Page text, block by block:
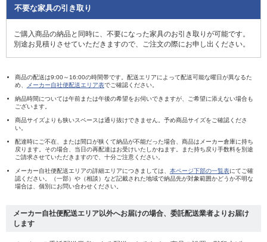
不要な家具の引き取り
ご購入商品の納品と同時に、不要になった家具のお引き取りが可能です。
別途お見積りさせていただきますので、ご注文の際にお申し出ください。
商品の配送は9:00～16:00の時間帯です。配送エリアによって配送可能な曜日が異なるた
め、
メーカー自社便配送エリア表でご確認ください。
納品時間については午前または午後の希望をお伺いできますが、ご希望に添えない場合も
ございます。
商品サイズよりも狭いスペースは通り抜けできません。予め商品サイズをご確認くださ
い。
配達時にご不在、または間口が狭くて納品が不能だった場合、商品はメーカー倉庫に持ち
戻ります。その場合、当日の再配達はお受けいたしかねます。また持ち戻り手数料を別途
ご請求させていただきますので、十分ご注意ください。
メーカー自社便配送エリアの詳細エリアにつきましては、 本ページ下部の一覧表にてご確
認ください。（一部）や（相談）など記載された地域で納品先が対象範囲かどうか不明な
場合は、個別にお問い合わせください。
メーカー自社便配送エリア以外へお届けの場合、委託配送業者よりお届け
します